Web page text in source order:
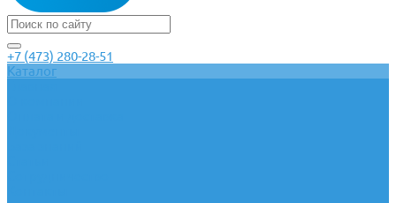
+7 (473) 280-28-51
Каталог